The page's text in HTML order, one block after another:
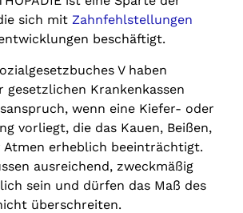
sich mit Zahnfehlstellungen
beschäftigt.
V haben
gesetzlichen Krankenkassen
wenn eine Kiefer- oder
vorliegt, die das Kauen, Beißen,
Atmen erheblich beeinträchtigt.
ausreichend, zweckmäßig
sein und dürfen das Maß des
überschreiten.